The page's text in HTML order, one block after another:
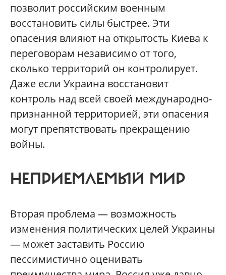
позволит российским военным
восстановить силы быстрее. Эти
опасения влияют на открытость Киева к
переговорам независимо от того,
сколько территорий он контролирует.
Даже если Украина восстановит
контроль над всей своей международно-
признанной территорией, эти опасения
могут препятствовать прекращению
войны.
НЕПРИЕМЛЕМЫЙ МИР
Вторая проблема — возможность
изменения политических целей Украины
— может заставить Россию
пессимистично оценивать